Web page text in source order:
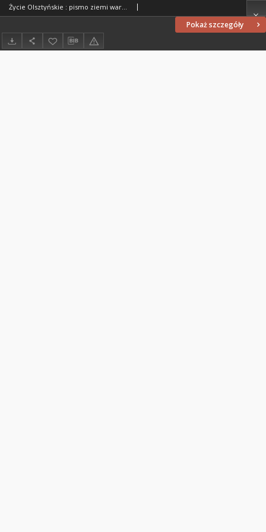
Pokaż szczegóły
Życie Olsztyńskie : pismo ziemi warmińsko-mazurskiej, 1949, nr 286